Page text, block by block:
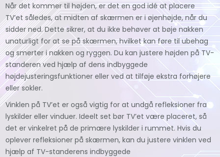
Når det kommer til højden, er det en god idé at placere
TV’et således, at midten af skærmen er i øjenhøjde, når du
sidder ned. Dette sikrer, at du ikke behøver at bøje nakken
unaturligt for at se på skærmen, hvilket kan føre til ubehag
og smerter i nakken og ryggen. Du kan justere højden på TV-
standeren ved hjælp af dens indbyggede
højdejusteringsfunktioner eller ved at tilføje ekstra forhøjere
eller sokler.
Vinklen på TV’et er også vigtig for at undgå refleksioner fra
lyskilder eller vinduer. Ideelt set bør TV’et være placeret, så
det er vinkelret på de primære lyskilder i rummet. Hvis du
oplever refleksioner på skærmen, kan du justere vinklen ved
hjælp af TV-standerens indbyggede